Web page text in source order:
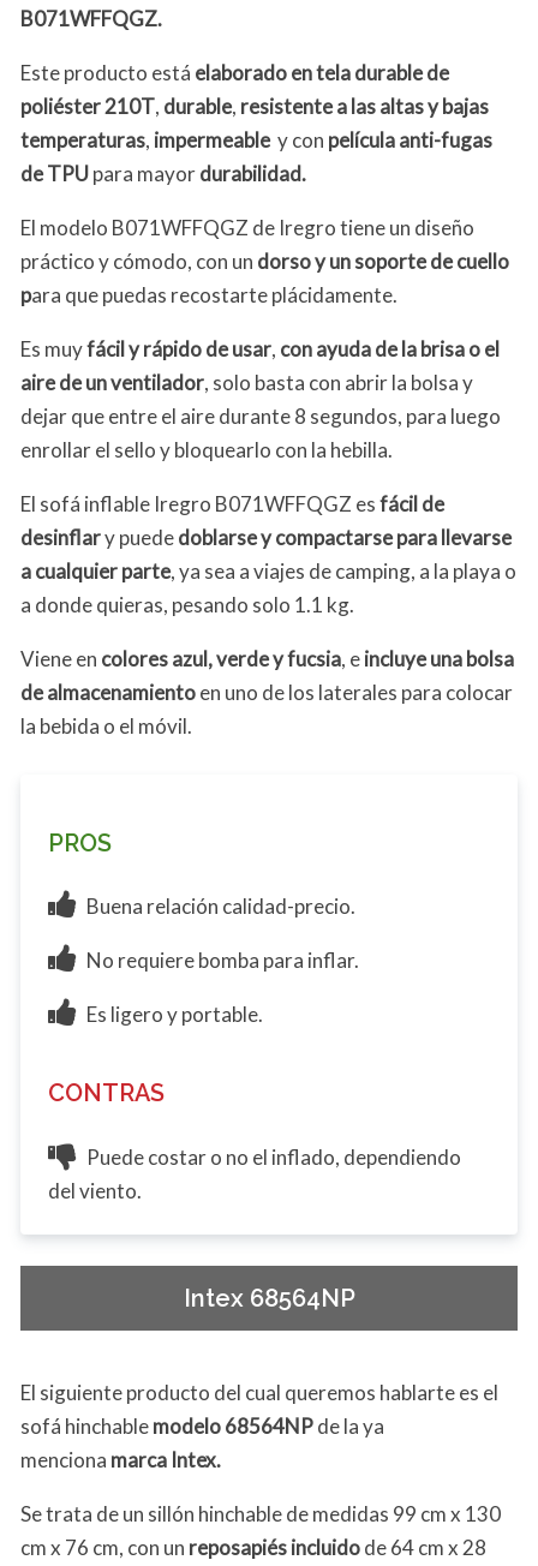
B071WFFQGZ.
Este producto está elaborado en tela durable de
poliéster 210T, durable, resistente a las altas y bajas
temperaturas, impermeabley con película anti-fugas
de TPUpara mayordurabilidad.
El modelo B071WFFQGZ de Iregro tiene un diseño
práctico y cómodo, con un dorso y un soporte de cuello
para que puedas recostarte plácidamente.
Es muyfácil y rápido de usar, con ayuda de la brisa o el
aire de un ventilador, solo basta con abrir la bolsa y
dejar que entre el aire durante 8 segundos, para luego
enrollar el sello y bloquearlo con la hebilla.
El sofá inflable Iregro B071WFFQGZ esfácil de
desinflary puededoblarse y compactarse para llevarse
a cualquier parte, ya sea a viajes de camping, a la playa o
a donde quieras, pesando solo 1.1 kg.
Viene en colores azul, verde y fucsia, eincluyeuna bolsa
de almacenamientoen uno de los laterales para colocar
la bebida o el móvil.
PROS
Buena relación calidad-precio.
No requiere bomba para inflar.
Es ligero y portable.
CONTRAS
Puede costar o no el inflado, dependiendo
del viento.
Intex 68564NP
El siguiente producto del cual queremos hablarte es el
sofá hinchablemodelo 68564NPde la ya
menciona marca Intex.
Se trata de un sillón hinchable de medidas 99 cm x 130
cm x 76 cm, con un reposapiés incluidode 64 cm x 28